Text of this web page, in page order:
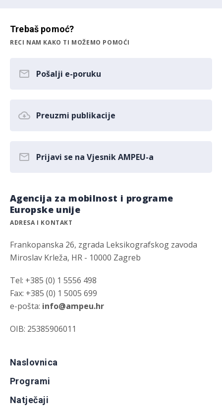
Trebaš pomoć?
RECI NAM KAKO TI MOŽEMO POMOĆI
Pošalji e-poruku
Preuzmi publikacije
Prijavi se na Vjesnik AMPEU-a
Agencija za mobilnost i programe
Europske unije
ADRESA I KONTAKT
Frankopanska 26, zgrada Leksikografskog zavoda
Miroslav Krleža, HR - 10000 Zagreb
Tel: +385 (0) 1 5556 498
Fax: +385 (0) 1 5005 699
e-pošta: info@ampeu.hr
OIB: 25385906011
Naslovnica
Programi
Natječaji